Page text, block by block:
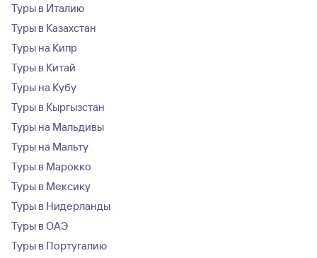
Туры в Италию
Туры в Казахстан
Туры на Кипр
Туры в Китай
Туры на Кубу
Туры в Кыргызстан
Туры на Мальдивы
Туры на Мальту
Туры в Марокко
Туры в Мексику
Туры в Нидерланды
Туры в ОАЭ
Туры в Португалию